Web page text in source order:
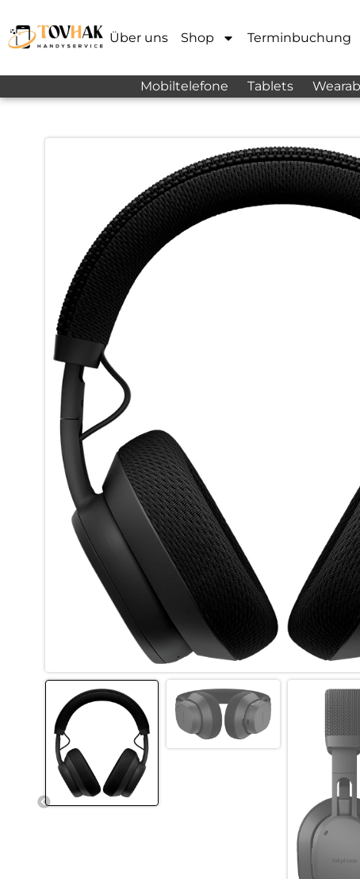
Über uns Shop Terminbuchung
Mobiltelefone Tablets